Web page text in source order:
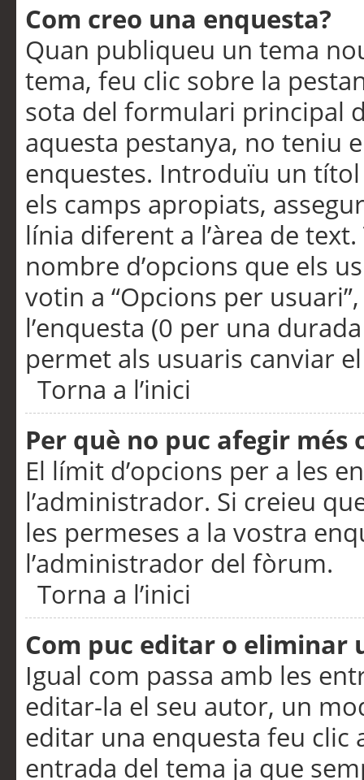
Com creo una enquesta?
Quan publiqueu un tema
tema, feu clic sobre la
sota del formulari principal
aquesta pestanya, no teniu
enquestes. Introduïu un
els camps apropiats,
línia diferent a l’àrea de
nombre d’opcions que els
votin a “Opcions per
l’enquesta (0 per una
permet als usuaris canviar
Torna a l’inici
Per què no puc afegir més
El límit d’opcions per a les
l’administrador. Si creieu
les permeses a la vostra
l’administrador del fòrum.
Torna a l’inici
Com puc editar o eliminar
Igual com passa amb les
editar-la el seu autor, un
editar una enquesta feu clic
entrada del tema ja que